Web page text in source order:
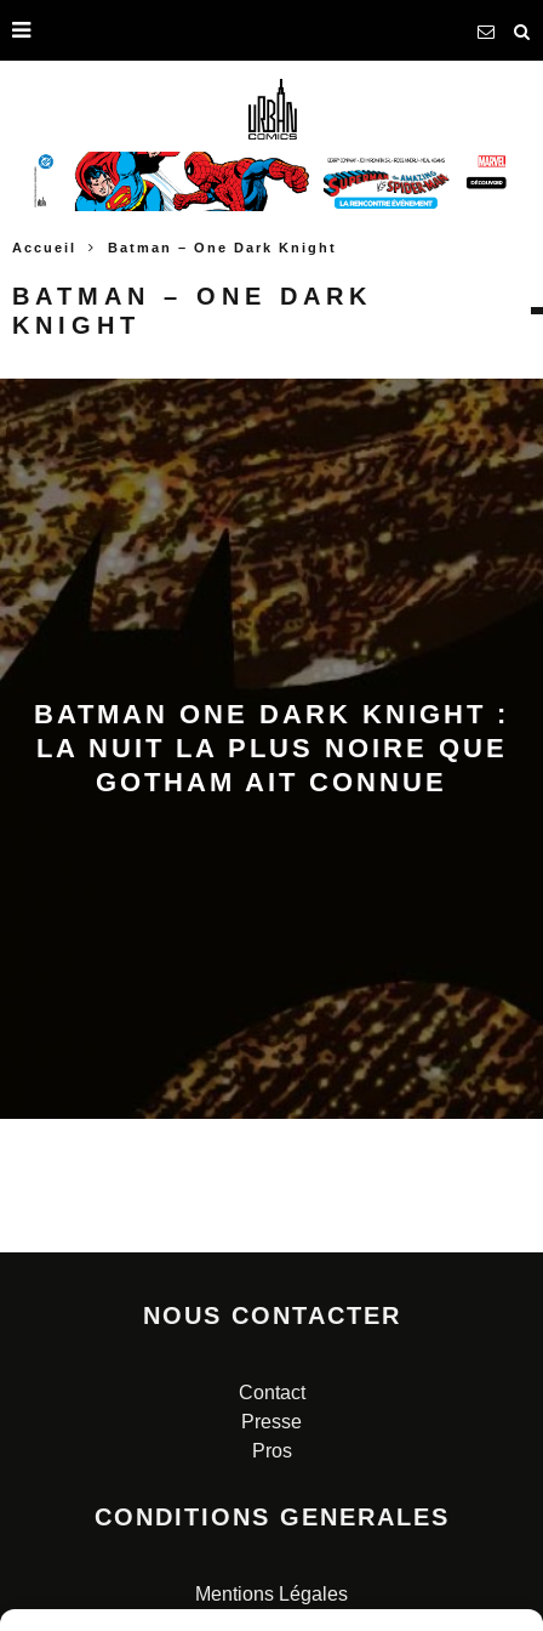
Accueil Batman – One Dark Knight
BATMAN – ONE DARK
KNIGHT
BATMAN ONE DARK KNIGHT :
LA NUIT LA PLUS NOIRE QUE
GOTHAM AIT CONNUE
NOUS CONTACTER
Contact
Presse
Pros
CONDITIONS GENERALES
Mentions Légales